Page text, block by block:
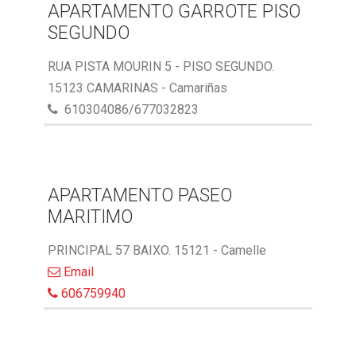
APARTAMENTO GARROTE PISO
SEGUNDO
RUA PISTA MOURIN 5 - PISO SEGUNDO.
15123 CAMARINAS - Camariñas
610304086/677032823
APARTAMENTO PASEO
MARITIMO
PRINCIPAL 57 BAIXO. 15121 - Camelle
Email
606759940